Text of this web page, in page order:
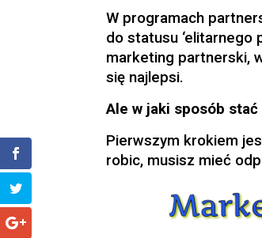
W programach
do statusu ‘elitarnego
marketing partnerski,
się najlepsi.
Ale w jaki sposób
Pierwszym krokiem
robic, musisz mieć